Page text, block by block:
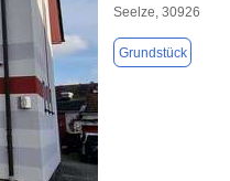
Seelze, 30926
Grundstück